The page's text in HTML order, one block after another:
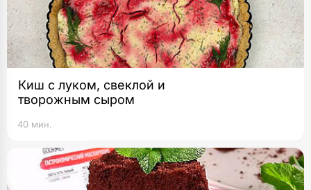
Киш с луком, свеклой и
творожным сыром
40 мин.